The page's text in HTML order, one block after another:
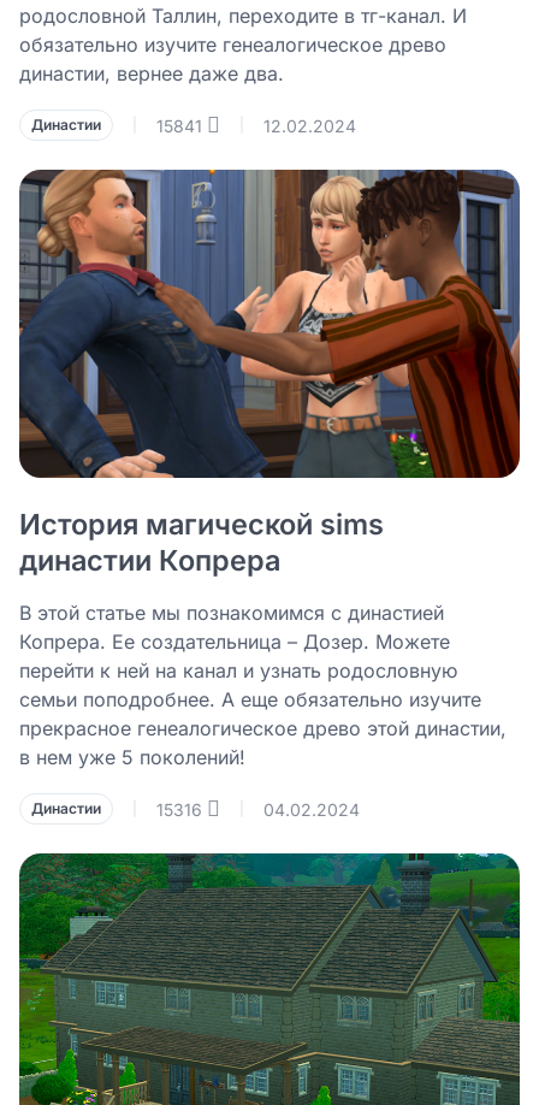
родословной Таллин, переходите в тг-канал. И
обязательно изучите генеалогическое древо
династии, вернее даже два.
Династии 15841 12.02.2024
История магической sims
династии Копрера
В этой статье мы познакомимся с династией
Копрера. Ее создательница – Дозер. Можете
перейти к ней на канал и узнать родословную
семьи поподробнее. А еще обязательно изучите
прекрасное генеалогическое древо этой династии,
в нем уже 5 поколений!
Династии 15316 04.02.2024